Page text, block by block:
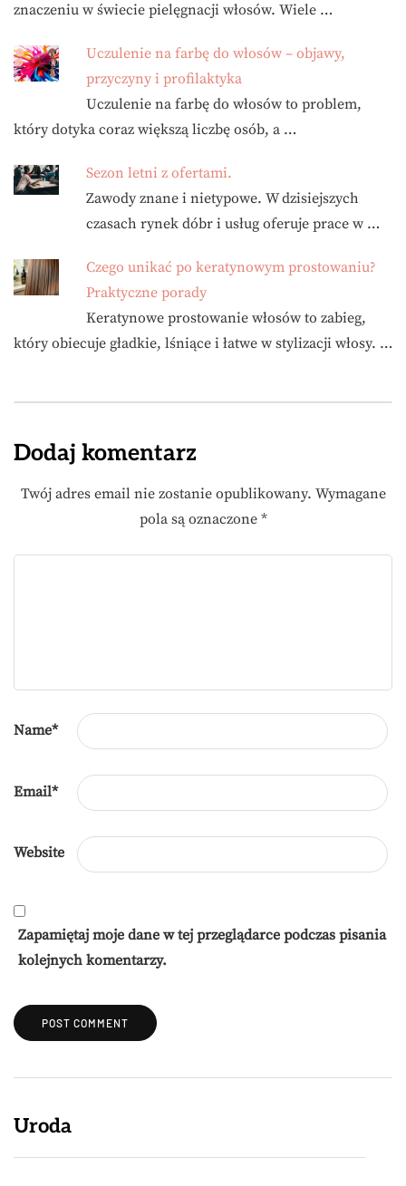
znaczeniu w świecie pielęgnacji włosów. Wiele …
Uczulenie na farbę do włosów – objawy,
przyczyny i profilaktyka
Uczulenie na farbę do włosów to problem,
który dotyka coraz większą liczbę osób, a …
Sezon letni z ofertami.
Zawody znane i nietypowe. W dzisiejszych
czasach rynek dóbr i usług oferuje prace w …
Czego unikać po keratynowym prostowaniu?
Praktyczne porady
Keratynowe prostowanie włosów to zabieg,
który obiecuje gładkie, lśniące i łatwe w stylizacji włosy. …
Dodaj komentarz
Twój adres email nie zostanie opublikowany. Wymagane
pola są oznaczone *
Name*
Email*
Website
Zapamiętaj moje dane w tej przeglądarce podczas pisania
kolejnych komentarzy.
Uroda